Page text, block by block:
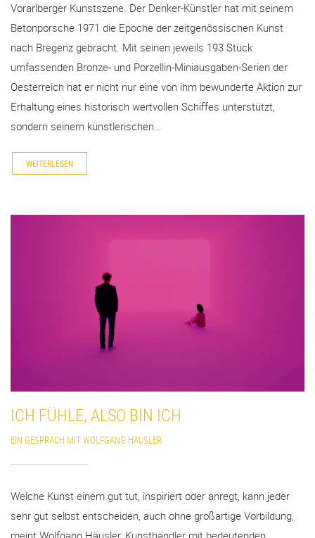
Vorarlberger Kunstszene. Der Denker-Künstler hat mit seinem
Betonporsche 1971 die Epoche der zeitgenössischen Kunst
nach Bregenz gebracht. Mit seinen jeweils 193 Stück
umfassenden Bronze- und Porzellin-Miniausgaben-Serien der
Oesterreich hat er nicht nur eine von ihm bewunderte Aktion zur
Erhaltung eines historisch wertvollen Schiffes unterstützt,
sondern seinem künstlerischen…
WEITERLESEN
ICH FÜHLE, ALSO BIN ICH
EIN GESPRÄCH MIT WOLFGANG HÄUSLER
Welche Kunst einem gut tut, inspiriert oder anregt, kann jeder
sehr gut selbst entscheiden, auch ohne großartige Vorbildung,
meint Wolfgang Häusler, Kunsthändler mit bedeutenden